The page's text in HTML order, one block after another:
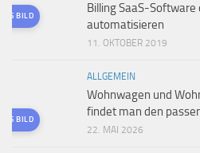
BILD
Billing SaaS-Software
automatisieren
11. OKTOBER 2019
BILD
ALLGEMEIN
Wohnwagen und
findet man den
22. MAI 2026